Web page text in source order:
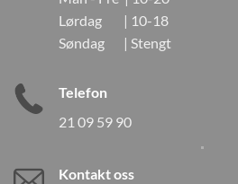
Lørdag | 10-18
Søndag | Stengt
Telefon
21 09 59 90
Kontakt oss